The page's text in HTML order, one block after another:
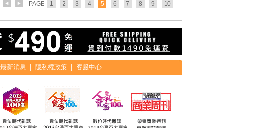
PAGE 1 2 3 4 5 6 7 8 9 10
最新消息 隱私權政策 客服中心